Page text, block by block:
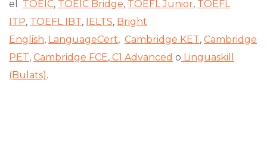
el TOEIC, TOEIC Bridge, TOEFL Junior, TOEFL
ITP, TOEFL IBT, IELTS, Bright
English, LanguageCert, Cambridge KET, Cambridge
PET, Cambridge FCE, C1 Advanced o Linguaskill
(Bulats).